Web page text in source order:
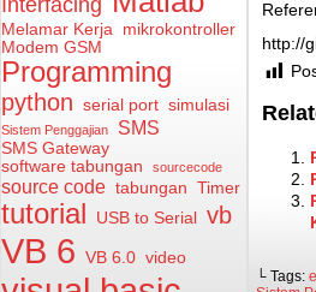
Interfacing
Melamar Kerja mikrokontroller
Modem GSM
Programming
python serial port simulasi
Sistem Penggajian SMS
SMS Gateway
software tabungan
sourcecode
source code tabungan Timer
tutorial USB to Serial vb
VB 6 VB 6.0 video
http://
└ Tags: